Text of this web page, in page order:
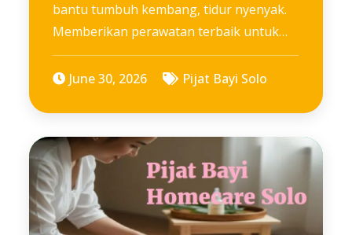
bantu tumbuh kembang, tidur nyenyak.
Memberikan perawatan terbaik untuk…
June 30, 2026 Pijat Bayi Solo